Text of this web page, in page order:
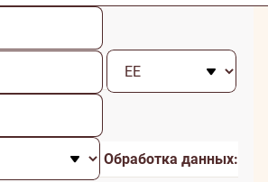
Обработка данных: